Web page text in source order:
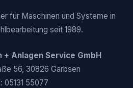
für Maschinen und Systeme in
seit 1989.
+ Anlagen Service GmbH
56, 30826 Garbsen
05131 55077